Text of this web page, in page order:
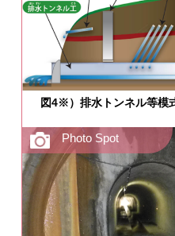
図4※）排水トンネル等模